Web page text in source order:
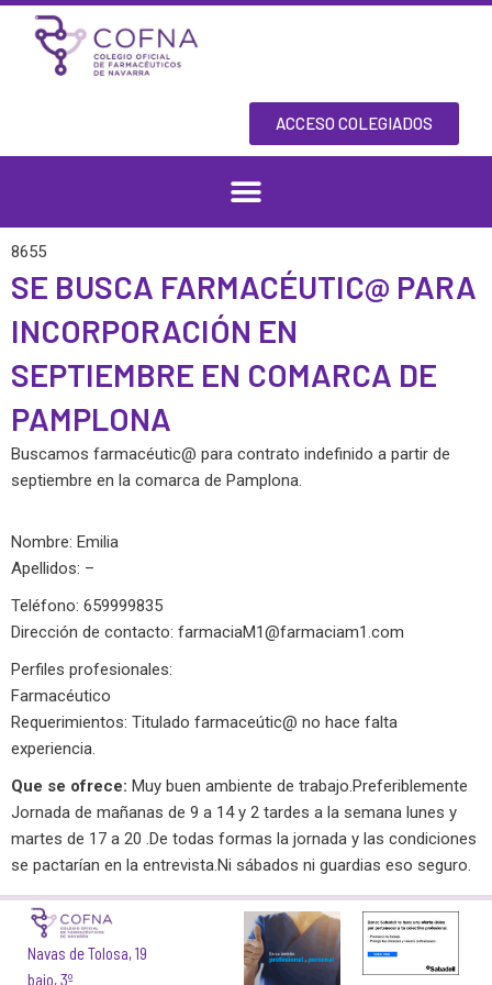
Skip
content
ACCESO COLEGIADOS
8655
SE BUSCA FARMACÉUTIC@ PARA
INCORPORACIÓN EN
SEPTIEMBRE EN COMARCA DE
PAMPLONA
Buscamos farmacéutic@ para contrato indefinido a partir de
septiembre en la comarca de Pamplona.
Nombre: Emilia
Apellidos: –
Teléfono: 659999835
Dirección de contacto: farmaciaM1@farmaciam1.com
Perfiles profesionales:
Farmacéutico
Requerimientos: Titulado farmaceútic@ no hace falta
experiencia.
Que se ofrece: Muy buen ambiente de trabajo.Preferiblemente
Jornada de mañanas de 9 a 14 y 2 tardes a la semana lunes y
martes de 17 a 20 .De todas formas la jornada y las condiciones
se pactarían en la entrevista.Ni sábados ni guardias eso seguro.
Navas de Tolosa, 19
bajo, 3º